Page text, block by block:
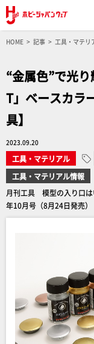
HOME 記事 工具・マテリ
“金属色”で光
T」ベースカラ
具】
2023.09.20
工具・マテリアル
工具・マテリアル情報
月刊工具 模型の入り口
年10月号（8月24日発売）